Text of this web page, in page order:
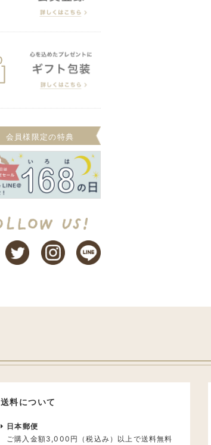
会員様限定の特典
送料について
日本郵便
ご購入金額3,000円（税込み）以上で送料無料